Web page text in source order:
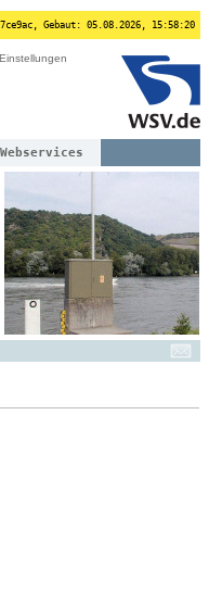
Gebaut: 05.08.2026, 15:58:20
Einstellungen
Webservices